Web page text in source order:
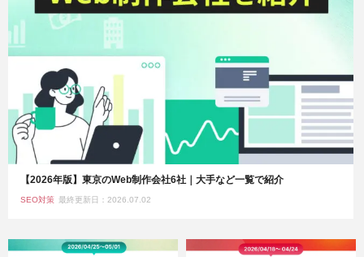
【2026年版】東京のWeb制作会社6社｜大手など一覧で紹介
SEO対策 最終更新日：2026.07.02